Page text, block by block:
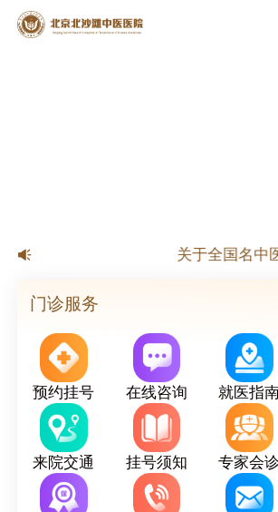
关于全国名中
门诊服务
预约挂号 在线咨询 就医指
来院交通 挂号须知 专家会